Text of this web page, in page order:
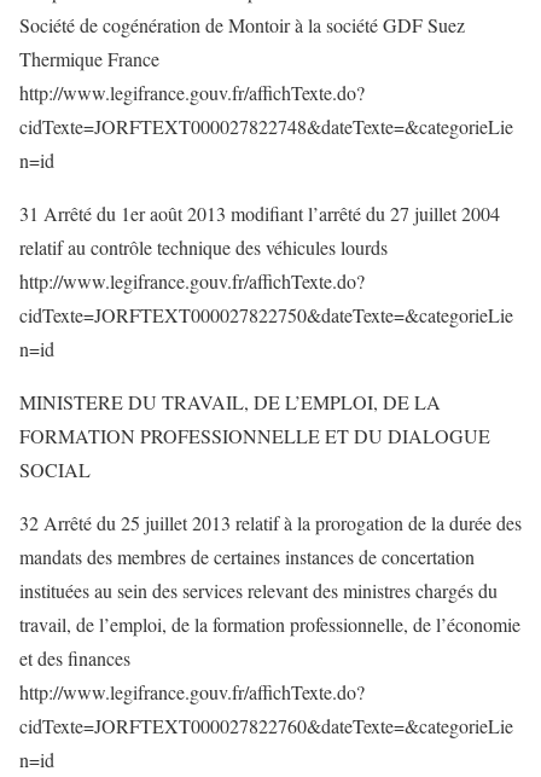
Société de cogénération de Montoir à la société GDF Suez
Thermique France
http://www.legifrance.gouv.fr/affichTexte.do?
cidTexte=JORFTEXT000027822748&dateTexte=&categorieLie
n=id
31 Arrêté du 1er août 2013 modifiant l’arrêté du 27 juillet 2004
relatif au contrôle technique des véhicules lourds
http://www.legifrance.gouv.fr/affichTexte.do?
cidTexte=JORFTEXT000027822750&dateTexte=&categorieLie
n=id
MINISTERE DU TRAVAIL, DE L’EMPLOI, DE LA
FORMATION PROFESSIONNELLE ET DU DIALOGUE
SOCIAL
32 Arrêté du 25 juillet 2013 relatif à la prorogation de la durée des
mandats des membres de certaines instances de concertation
instituées au sein des services relevant des ministres chargés du
travail, de l’emploi, de la formation professionnelle, de l’économie
et des finances
http://www.legifrance.gouv.fr/affichTexte.do?
cidTexte=JORFTEXT000027822760&dateTexte=&categorieLie
n=id